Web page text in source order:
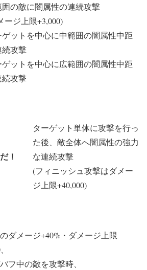
囲の敵に闇属性の連続攻撃
ージ上限+3,000)
ゲットを中心に中範囲の闇属性中距
続攻撃
ゲットを中心に広範囲の闇属性中距
続攻撃
！
ターゲット単体に攻撃を行っ
た後、敵全体へ闇属性の強力
な連続攻撃
(フィニッシュ攻撃はダメー
ジ上限+40,000)
ダメージ+40%・ダメージ上限
フ中の敵を攻撃時、